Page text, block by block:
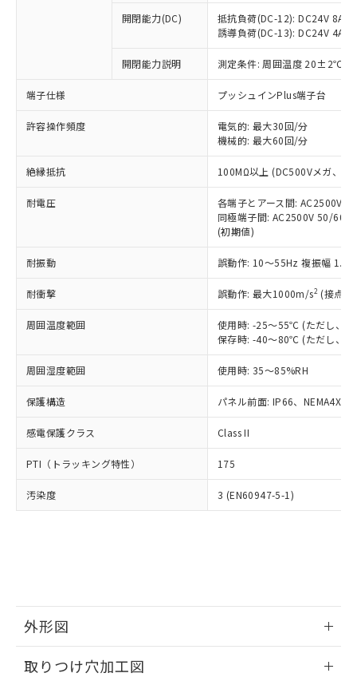
開閉能力(DC)
抵抗負荷(DC-12): DC24V 8A/
誘導負荷(DC-13): DC24V 4A/
開閉能力説明 測定条件: 周囲温度 20±2℃、
端子仕様 プッシュインPlus端子台
許容操作頻度
電気的: 最大30回/分
機械的: 最大60回/分
絶縁抵抗 100MΩ以上 (DC500Vメガ、点
耐電圧
各端子とアース間: AC2500V
同極端子間: AC2500V 50/
(初期値)
耐振動 誤動作: 10～55Hz 複振幅
耐衝撃 誤動作: 最大1000m/s2 (接点
周囲温度範囲
使用時: -25～55℃ (ただし、氷
保存時: -40～80℃ (ただし、氷
周囲湿度範囲 使用時: 35～85%RH
保護構造 パネル前面: IP66、NEMA4X,
感電保護クラス Class II
PTI（トラッキング特性） 175
汚染度 3 (EN60947-5-1)
外形図
取りつけ穴加工図
ことをご了承ください。
在庫状況および標準価格照会結果は、
記載している更新日時点での社内デー
タに基づき作成されるものであり、閲
覧された時点での実際の在庫および標
準価格とは異なる場合があることをご
正式な納期状況および標準価格はお客
様のお取引先、またはお客様担当のオ
ムロン制御機器販売店・当社販売員に
オムロン制御機器販売店や当社販売拠
販売ネットワーク
」をご確認
在庫状況および標準価格結果を当社の
事前の承諾なく第三者に漏洩または開
示しないようお願いします。
マイパーツ機能（部品リスト作成サー
ビス）をご利用いただくには、I-Web
メンバーズにご登録されている必要が
お客様が当ウェブサイト上で当社にご
登録された部品リストについて、当社
および当社の共同利用者が、当社の製
品・サービスに関するお客様との取
引・商談に必要な範囲で利用すること
※当社の共同利用者とは、"個人情報
の「1.共同利
用者の範囲」に記載されている法人を
いたものが、含有品と判明した場合などや
むを得ず変更することがあります。
*EU RoHS指令（10物質）：
鉛(Pb) 1000ppm以下、 水銀(Hg) 1000ppm以下、 カド
六価クロム(Cr(Ⅵ)) 1000ppm以下、ポリ臭化ビフェニル
類(PBB) 1000ppm以下、ポリ臭化ジフェニルエーテル類
(PBDE) 1000ppm以下、フタル酸ビス(2-エチルヘキシ
ル) (DEHP)(別名：DOP) 1000ppm以下、フタル酸ブチ
ルベンジル（BBP） 1000ppm以下、フタル酸ジブチル
（DBP） 1000ppm以下、フタル酸ジイソブチル
(DIBP) 1000ppm以下
但し、RoHS指令で産業用監視および制御機器に対する
フタル酸エステル類の４物質については閾値を超える意
図的な使用がないことを確認しています。
部品在庫の切り替え状況などにより、予定
月が前後することがあります。
※3 非含有証明書ダウンロード
下記の非含有証明書をダウンロードするこ
とができます。
EU RoHS指令（10物質）の非含有証明書
51物質の非含有証明書（当社基準）
※本証明書は発行日時点で非含有を証明す
るもので、過去に遡って非含有を証明する
していることから、特段のことがない限
り、2022年1月12日より割愛しておりま
す。
基準値を超えていることを示します。
「－」：未確認です。当社販売部門へお問
ム) : 100ppm、
Cr(Ⅵ)(六価クロム) : 1000ppm、 PBBs(ポリ臭化ビフェ
ニル類) : 1000ppm、 PBDEs(ポリ臭化ジフェニルエーテ
ル類) : 1000ppm、
DBP(フタル酸ジブチル) : 1000ppm、 DIBP(フタル酸ジ
イソブチル) : 1000ppm、 BBP(フタル酸ブチルベンジ
ル) : 1000ppm、
DEHP(フタル酸ビス(2-エチルヘキシル)) : 1000ppm
「ｅ」：有害物質（10物質）のすべてが基
準値以下であることを示します。
「10」：通常の使用状況下において有害物
質が外部に漏えいし、環境に深刻な影響を
及ぼさない年数を意味します。
「－」：未確認です。当社販売部門へお問
い合わせください。
当社は、これら貴社製品のうち、外国
為替および外国貿易法に定める商品
（以下｢規制貨物等」という）を輸出
または国外への提供する場合は、日本
国政府の輸出許可(または役務取引許
可)を取得するなどの必要な手続きを
当社は規制貨物を破棄する場合は、完
全に破砕するなど、違法に輸出されな
いよう必要な手段を講じます。
当社は貴社製品を、核兵器、ミサイ
ル、化学兵器、生物兵器またはその他
武器並びにこれらの製造装置等に一切
当社は、貴社製品を第三者に販売する
場合は、上記1、2および3の内容を当
該第三者に通知します。また当社は、
販売先および販売に係わる関係者が違
法に輸出するおそれがある場合は、取
り引きをいたしません。
キャンセル
説明
○ 一定数以上の在庫あり
一定数には満たないが在庫あり
在庫なし(最新の在庫状況につ
いては、お客様のお取引先、ま
たはお客様担当のオムロン制御
機器販売店・当社販売員にご確
白
受注生産機種、また在庫状況の
情報を公開していない機種